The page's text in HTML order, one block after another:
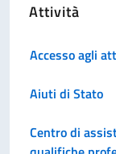
Attività
Accesso agli
Aiuti di Stato
Centro di